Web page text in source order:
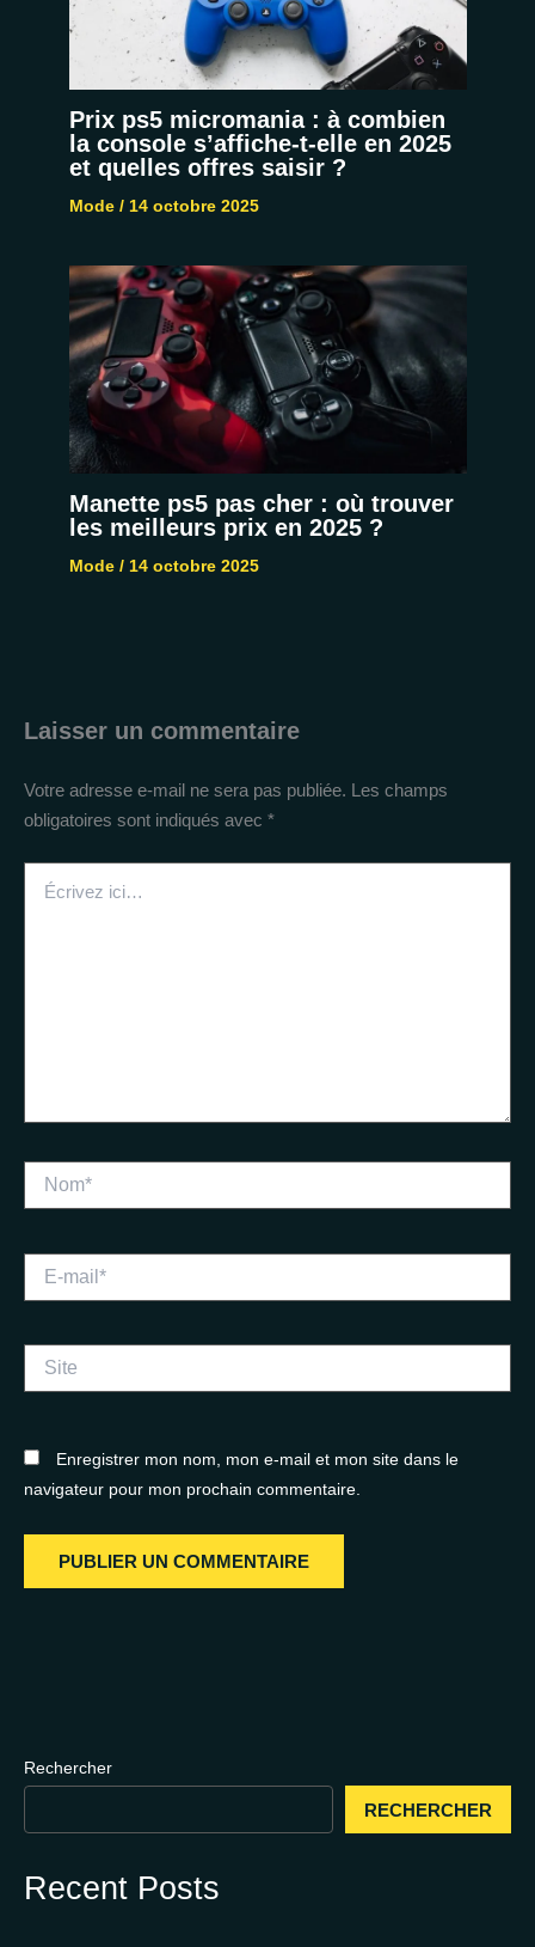
Prix ps5 micromania : à combien
la console s’affiche-t-elle en 2025
et quelles offres saisir ?
Mode/ 14 octobre 2025
Manette ps5 pas cher : où trouver
les meilleurs prix en 2025 ?
Mode/ 14 octobre 2025
Laisser un commentaire
Votre adresse e-mail ne sera pas publiée. Les champs
obligatoires sont indiqués avec *
ici…
Nom*
mail*
Enregistrer mon nom, mon e-mail et mon site dans le
navigateur pour mon prochain commentaire.
Rechercher
RECHERCHER
Recent Posts